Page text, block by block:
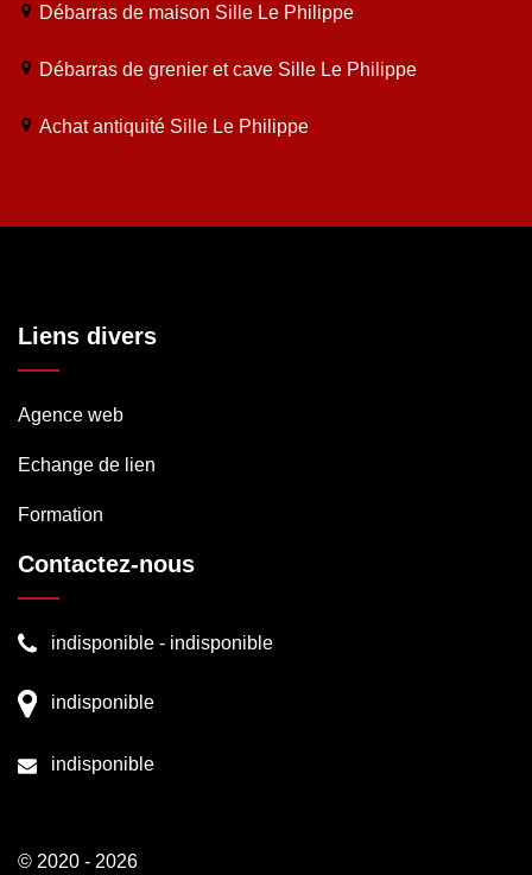
Débarras de maison Sille Le Philippe
Débarras de grenier et cave Sille Le Philippe
Achat antiquité Sille Le Philippe
Liens divers
Agence web
Echange de lien
Formation
Contactez-nous
indisponible - indisponible
indisponible
indisponible
© 2020 - 2026